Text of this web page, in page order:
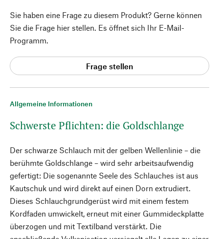
Allgemeine Informationen
Schwerste Pflichten: die Goldschlange
Der schwarze Schlauch mit der gelben Wellenlinie – die
berühmte Goldschlange – wird sehr arbeitsaufwendig
gefertigt: Die sogenannte Seele des Schlauches ist aus
Kautschuk und wird direkt auf einen Dorn extrudiert.
Dieses Schlauchgrundgerüst wird mit einem festem
Kordfaden umwickelt, erneut mit einer Gummideckplatte
überzogen und mit Textilband verstärkt. Die
Sie haben eine Frage zu diesem Produkt? Gerne können
Sie die Frage hier stellen. Es öffnet sich Ihr E-Mail-
Programm.
Frage stellen